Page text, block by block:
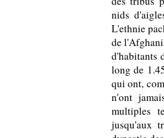
nids
L'ethnie
de
d'habitants
long de
qui ont,
n'ont
multiples
jusqu'aux